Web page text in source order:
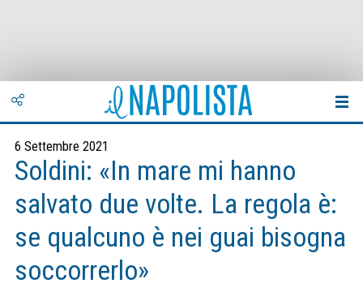
6 Settembre 2021
Soldini: «In mare mi hanno
salvato due volte. La regola è:
se qualcuno è nei guai bisogna
soccorrerlo»